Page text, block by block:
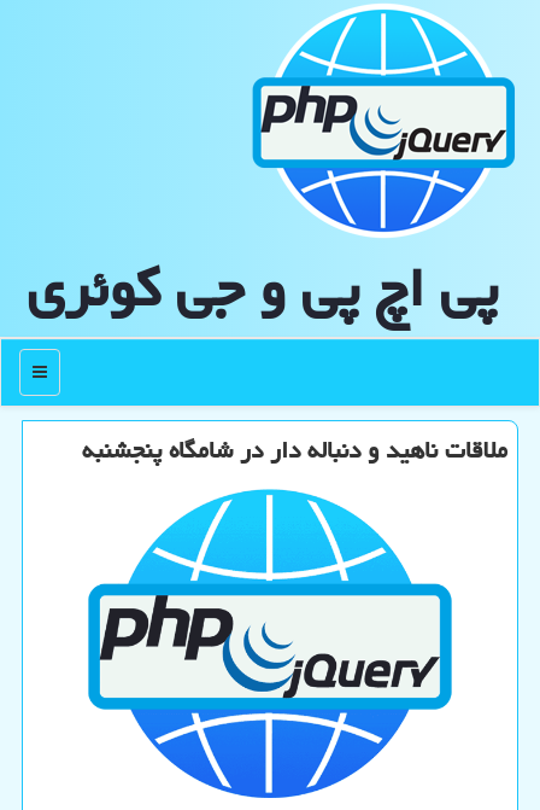
پی اچ پی و جی كوئری
منو
ملاقات ناهید و دنباله دار در شامگاه پنجشنبه